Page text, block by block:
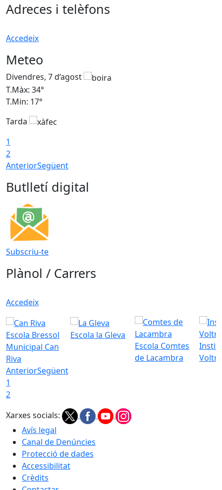
Adreces i telèfons
Accedeix
Meteo
Divendres, 7 d’agost
T.Màx: 34°
T.Min: 17°
Tarda
1
2
AnteriorSegüent
Butlletí digital
Subscriu-te
Plànol / Carrers
Accedeix
Escola Bressol
Municipal Can
Riva
Escola la Gleva
Escola Comtes
de Lacambra
AnteriorSegüent
1
2
Xarxes socials:
Avís legal
Canal de Denúncies
Protecció de dades
Accessibilitat
Crèdits